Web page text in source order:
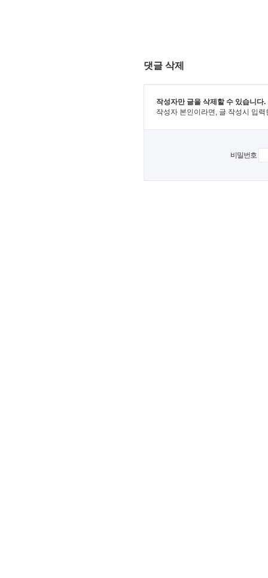
댓글 삭제
작성자만 글을 삭제할 수 있습니다.
작성자 본인이라면, 글 작성시 입
비밀번호